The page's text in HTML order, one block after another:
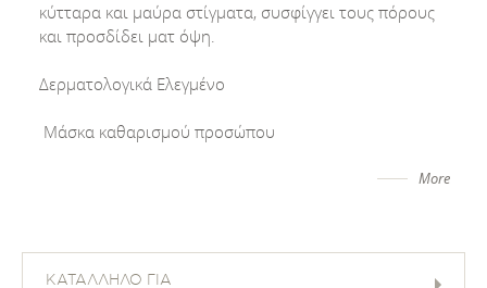
κύτταρα και μαύρα στίγματα, συσφίγγει τους πόρους
και προσδίδει ματ όψη.
Δερματολογικά Ελεγμένο
Μάσκα καθαρισμού προσώπου
More
ΚΑΤΑΛΛΗΛΟ ΓΙΑ